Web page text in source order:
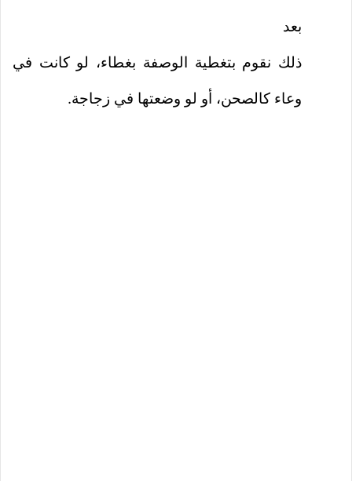
بعد
ذلك نقوم بتغطية الوصفة بغطاء، لو كانت في
وعاء كالصحن، أو لو وضعتها في زجاجة.